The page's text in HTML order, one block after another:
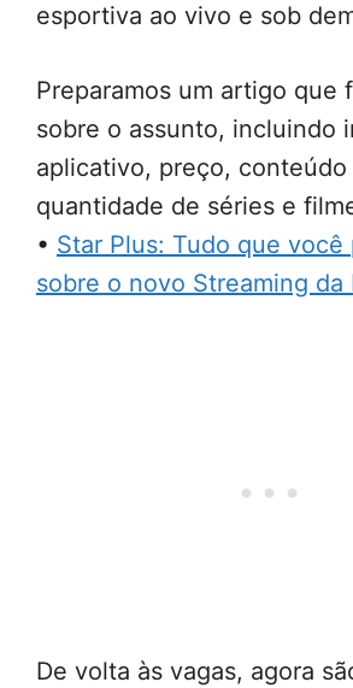
esportiva ao vivo e sob
Preparamos um artigo que
sobre o assunto, incluindo
aplicativo, preço,
quantidade de séries e
• Star Plus: Tudo que você
sobre o novo Streaming da
De volta às vagas, agora